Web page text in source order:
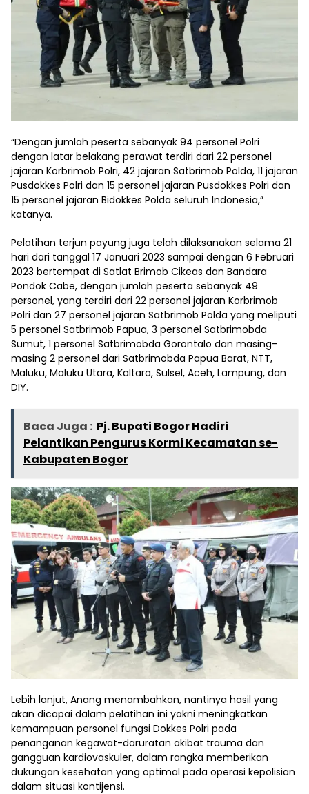
“Dengan jumlah peserta sebanyak 94 personel Polri
dengan latar belakang perawat terdiri dari 22 personel
jajaran Korbrimob Polri, 42 jajaran Satbrimob Polda, 11 jajaran
Pusdokkes Polri dan 15 personel jajaran Pusdokkes Polri dan
15 personel jajaran Bidokkes Polda seluruh Indonesia,”
katanya.
Pelatihan terjun payung juga telah dilaksanakan selama 21
hari dari tanggal 17 Januari 2023 sampai dengan 6 Februari
2023 bertempat di Satlat Brimob Cikeas dan Bandara
Pondok Cabe, dengan jumlah peserta sebanyak 49
personel, yang terdiri dari 22 personel jajaran Korbrimob
Polri dan 27 personel jajaran Satbrimob Polda yang meliputi
5 personel Satbrimob Papua, 3 personel Satbrimobda
Sumut, 1 personel Satbrimobda Gorontalo dan masing-
masing 2 personel dari Satbrimobda Papua Barat, NTT,
Maluku, Maluku Utara, Kaltara, Sulsel, Aceh, Lampung, dan
DIY.
Baca Juga : Pj. Bupati Bogor Hadiri
Pelantikan Pengurus Kormi Kecamatan se-
Kabupaten Bogor
Lebih lanjut, Anang menambahkan, nantinya hasil yang
akan dicapai dalam pelatihan ini yakni meningkatkan
kemampuan personel fungsi Dokkes Polri pada
penanganan kegawat-daruratan akibat trauma dan
gangguan kardiovaskuler, dalam rangka memberikan
dukungan kesehatan yang optimal pada operasi kepolisian
dalam situasi kontijensi.